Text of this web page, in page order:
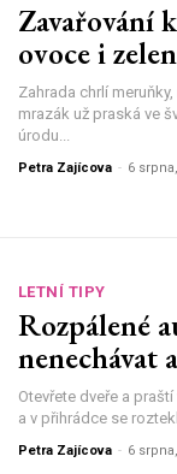
Zavařování
ovoce i
Zahrada chrlí
mrazák už praská ve
úrodu...
Petra Zajícova - 6
LETNÍ TIPY
Rozpálené
nenechávat
Otevřete dveře a
a v přihrádce se
Petra Zajícova - 6